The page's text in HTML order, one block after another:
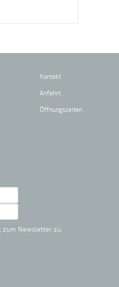
Kontakt
Anfahrt
Öffnungszeiten
zum Newsletter zu.